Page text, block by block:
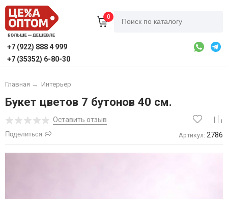
0
+7 (922) 888 4 999
+7 (35352) 6-80-30
Главная → Интерьер
Букет цветов 7 бутонов 40 см.
Оставить отзыв
Поделиться Артикул: 2786